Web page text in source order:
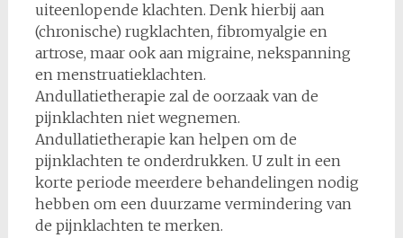
uiteenlopende klachten. Denk hierbij aan
(chronische) rugklachten, fibromyalgie en
artrose, maar ook aan migraine, nekspanning
en menstruatieklachten.
Andullatietherapie zal de oorzaak van de
pijnklachten niet wegnemen.
Andullatietherapie kan helpen om de
pijnklachten te onderdrukken. U zult in een
korte periode meerdere behandelingen nodig
hebben om een duurzame vermindering van
de pijnklachten te merken.